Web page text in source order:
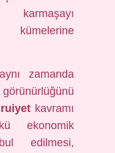
zamanda
kavramı
ekonomik
edilmesi,